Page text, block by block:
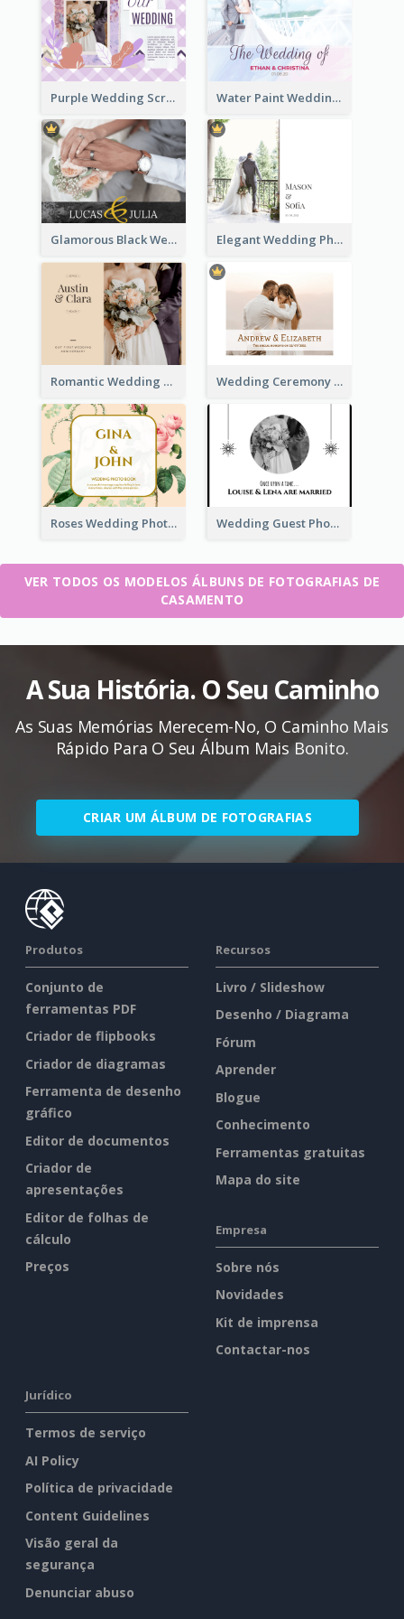
Purple Wedding Scrapping Photo Book Water Paint Wedding Photo Book
Glamorous Black Wedding Photo Book Elegant Wedding Photo Book
Romantic Wedding Anniversary Photo Book Wedding Ceremony Photo Book
Roses Wedding Photo Book Wedding Guest Photo Book
VER TODOS OS MODELOS ÁLBUNS DE FOTOGRAFIAS DE
CASAMENTO
A Sua História. O Seu Caminho
As Suas Memórias Merecem-No, O Caminho Mais
Rápido Para O Seu Álbum Mais Bonito.
CRIAR UM ÁLBUM DE FOTOGRAFIAS
Produtos
Conjunto de
ferramentas PDF
Criador de flipbooks
Criador de diagramas
Ferramenta de desenho
gráfico
Editor de documentos
Criador de
apresentações
Editor de folhas de
cálculo
Preços
Recursos
Livro / Slideshow
Desenho / Diagrama
Fórum
Aprender
Blogue
Conhecimento
Ferramentas gratuitas
Mapa do site
Empresa
Sobre nós
Novidades
Kit de imprensa
Contactar-nos
Jurídico
Termos de serviço
AI Policy
Política de privacidade
Content Guidelines
Visão geral da
segurança
Denunciar abuso